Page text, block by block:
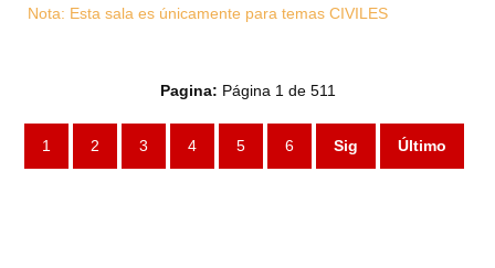
Nota: Esta sala es únicamente para temas CIVILES
Pagina: Página 1 de 511
1 2 3 4 5 6 Sig Último